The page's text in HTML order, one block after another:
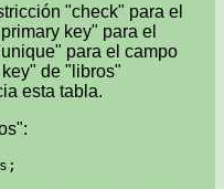
"check" para el
key" para el
para el campo
de "libros"
esta tabla.